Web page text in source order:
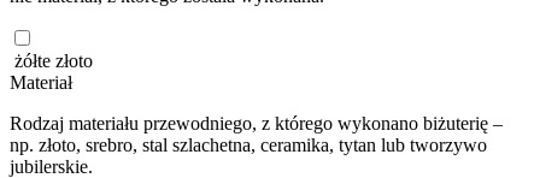
żółte złoto
Materiał
Rodzaj materiału przewodniego, z którego wykonano biżuterię –
np. złoto, srebro, stal szlachetna, ceramika, tytan lub tworzywo
jubilerskie.